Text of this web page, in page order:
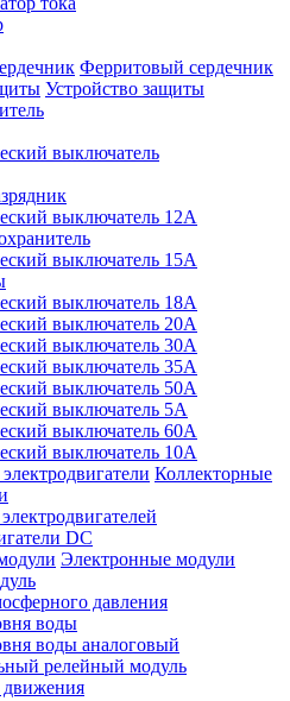
Ферритовый сердечник
Устройство защиты
выключатель
выключатель 12А
выключатель 15А
выключатель 18А
выключатель 20А
выключатель 30А
выключатель 35А
выключатель 50А
выключатель 5А
выключатель 60А
выключатель 10А
Коллекторные
DC
Электронные модули
давления
воды
воды аналоговый
релейный модуль